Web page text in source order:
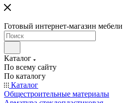
Готовый интернет-магазин мебели
Каталог
По всему сайту
По каталогу
Каталог
Общестроительные материалы